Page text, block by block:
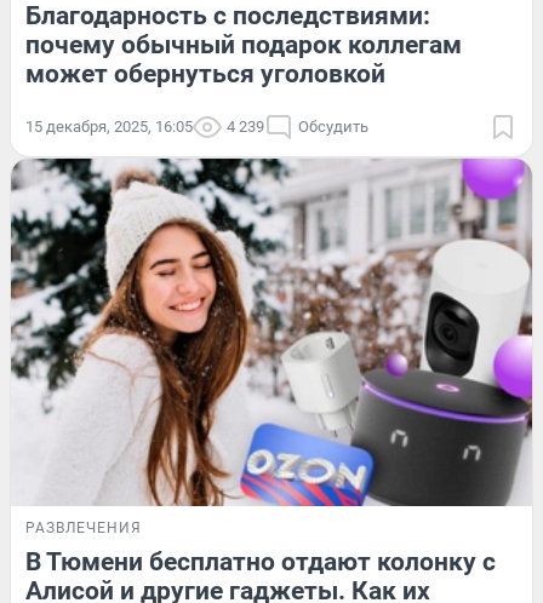
Благодарность с последствиями:
почему обычный подарок коллегам
может обернуться уголовкой
15 декабря, 2025, 16:05 4 239 Обсудить
РАЗВЛЕЧЕНИЯ
В Тюмени бесплатно отдают колонку с
Алисой и другие гаджеты. Как их